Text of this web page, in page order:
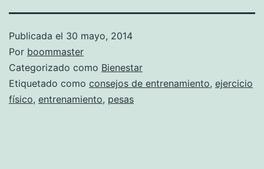
Publicada el 30 mayo, 2014
Por boommaster
Categorizado como Bienestar
Etiquetado como consejos de entrenamiento, ejercicio
físico, entrenamiento, pesas